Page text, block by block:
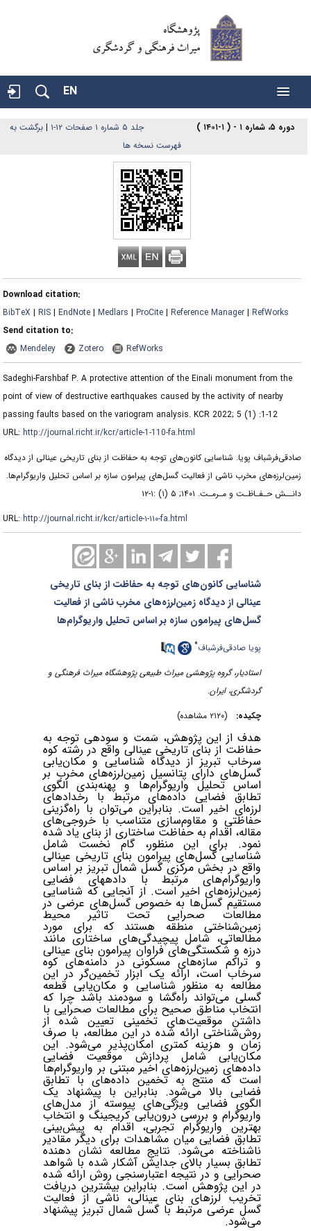
EN
دوره ۵، شماره ۱ - ( ۱-۱۴۰۱ ) جلد ۵ شماره ۱ صفحات ۱۲-۱ | برگشت به
فهرست نسخه ها
Download citation:
BibTeX |RIS |EndNote |Medlars |ProCite |Reference Manager |RefWorks
Send citation to:
Mendeley
Zotero RefWorks
Sadeghi-Farshbaf P. A protective attention of the Einali monument from the
point of view of destructive earthquakes caused by the activity of nearby
passing faults based on the variogram analysis. KCR 2022; 5 (1) :1-12
URL:http://journal.richt.ir/kcr/article-1-110-fa.html
صادقی‌فرشباف پویا. شناسایی کانون‌های توجه به حفاظت از بنای تاریخی عینالی از دیدگاه
زمین‌لرزه‌های مخرب ناشی از فعالیت گسل‌های پیرامون سازه بر اساس تحلیل واریوگرام‌ها.
دانــش حـفـاظـت و مـرمـت. ۱۴۰۱; ۵ (۱) :۱-۱۲
URL:http://journal.richt.ir/kcr/article-۱-۱۱۰-fa.html
شناسایی کانون‌های توجه به حفاظت از بنای تاریخی
عینالی از دیدگاه زمین‌لرزه‌های مخرب ناشی از فعالیت
گسل‌های پیرامون سازه بر اساس تحلیل واریوگرام‌ها
پویا صادقی‌فرشباف*
استادیار، گروه پژوهشی میراث طبیعی پژوهشگاه میراث فرهنگی و
گردشگری، ایران.
چکیده:
هدف از این پژوهش، سَمت و سودهی توجه به
حفاظت از بنای تاریخی عینالی واقع در رشته کوه
سرخاب تبریز از دیدگاه شناسایی و مکان‌یابی
گسل‌های دارای پتانسیل زمین‌لرزه‌های مخرب بر
اساس تحلیل واریوگرام‌ها و پهنه‌بندی الگوی
تطابق فضایی داده‌های مرتبط با رخدادهای
لرزه‌ای اخیر است. بنابراین می‌توان با راه‌گزینی
حفاظتی و مقاوم‌سازی متناسب با خروجی‌های
مقاله، اقدام به حفاظت‌ ساختاری از بنای یاد شده
نمود. برای این منظور، گام نخست شامل
شناسایی گسل‌های پیرامون بنای تاریخی عینالی
واقع در بخش مرکزی گسل شمال تبریز بر اساس
واریوگرام‌های مرتبط با داده­های فضایی
زمین‌لرزه‌های اخیر است. از آنجایی که شناسایی
مستقیم گسل‌ها به خصوص گسل‌های عرضی در
مطالعات صحرایی تحت تاثیر محیط
زمین‌شناختی منطقه هستند که برای مورد
مطالعاتی، شامل پیچیدگی‌های ساختاری مانند
درزه و شکستگی‌های فراوان پیرامون بنای عینالی
و تراکم سازه‌های مسکونی در دامنه‌های کوه
سرخاب است، ارائه یک ابزار تخمین‌گر در این
مطالعه به منظور شناسایی و مکان‌یابی قطعه
گسلی می‌تواند راه‌گشا و سودمند باشد چرا که
انتخاب مناطق صحیح برای مطالعات صحرایی با
داشتن موقعیت‌های تخمینی تعیین شده از
روش‌شناختی ارائه شده در این مطالعه، با صرف
زمان و هزینه کمتری امکان‌پذیر می‌شود. این
مکان‌یابی شامل پردازش موقعیت فضایی
داده‌های زمین‌لرزه‌های اخیر مبتنی بر واریوگرام‌ها
است که منتج به تخمین داده‌های با تطابق
فضایی بالا می‌شود. بنابراین با پیشنهاد یک
الگوی فضایی ویژگی‌های پیوسته از مدل‌های
واریوگرام و بررسی درون‌یابی کریجینگ و انتخاب
بهترین واریوگرام تجربی، اقدام به پیش‌بینی
تطابق فضایی میان مشاهدات برای دیگر مقادیر
ناشناخته می‌شود. نتایج مطالعه نشان دهنده
تطابق بسیار بالای جدایش آشکار شده با شواهد
صحرایی و در نتیجه اعتبارسنجی روش ارائه شده
در این پژوهش است. بنابراین بیشترین دریافت
تخریب لرزه­ای بنای عینالی، ناشی از فعالیت
گسل عرضی مرتبط با گسل شمال تبریز پیشنهاد
می‌شود.